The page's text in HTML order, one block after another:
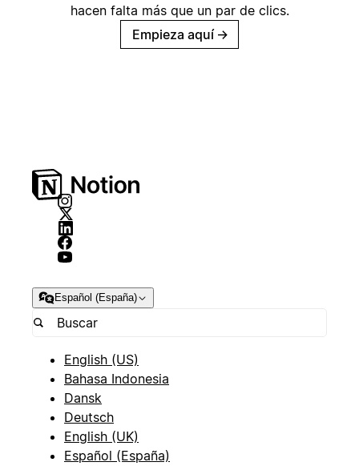
hacen falta más que un par de clics.
Empieza aquí →
Español (España)
English (US)
Bahasa Indonesia
Dansk
Deutsch
English (UK)
Español (España)